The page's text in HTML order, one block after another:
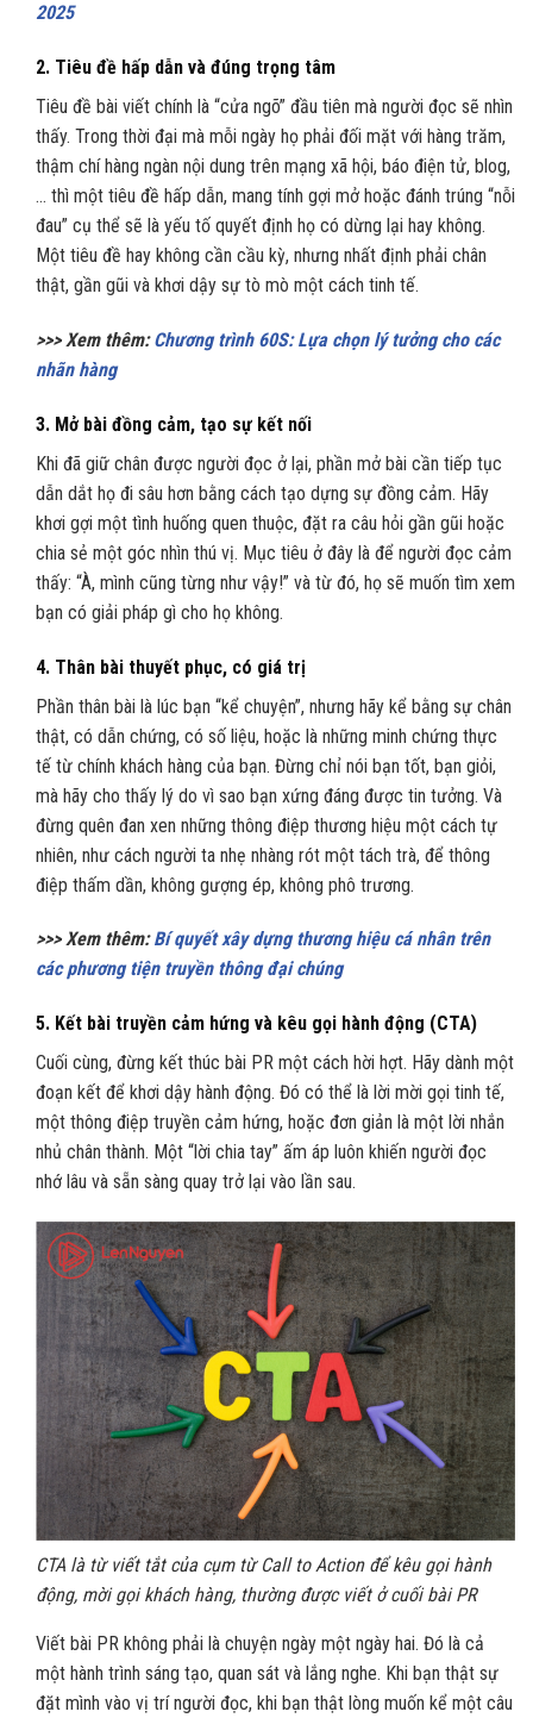
2025
2. Tiêu đề hấp dẫn và đúng trọng tâm
Tiêu đề bài viết chính là “cửa ngõ” đầu tiên mà người đọc sẽ nhìn
thấy. Trong thời đại mà mỗi ngày họ phải đối mặt với hàng trăm,
thậm chí hàng ngàn nội dung trên mạng xã hội, báo điện tử, blog,
… thì một tiêu đề hấp dẫn, mang tính gợi mở hoặc đánh trúng “nỗi
đau” cụ thể sẽ là yếu tố quyết định họ có dừng lại hay không.
Một tiêu đề hay không cần cầu kỳ, nhưng nhất định phải chân
thật, gần gũi và khơi dậy sự tò mò một cách tinh tế.
>>> Xem thêm:Chương trình 60S: Lựa chọn lý tưởng cho các
nhãn hàng
3. Mở bài đồng cảm, tạo sự kết nối
Khi đã giữ chân được người đọc ở lại, phần mở bài cần tiếp tục
dẫn dắt họ đi sâu hơn bằng cách tạo dựng sự đồng cảm. Hãy
khơi gợi một tình huống quen thuộc, đặt ra câu hỏi gần gũi hoặc
chia sẻ một góc nhìn thú vị. Mục tiêu ở đây là để người đọc cảm
thấy: “À, mình cũng từng như vậy!” và từ đó, họ sẽ muốn tìm xem
bạn có giải pháp gì cho họ không.
4. Thân bài thuyết phục, có giá trị
Phần thân bài là lúc bạn “kể chuyện”, nhưng hãy kể bằng sự chân
thật, có dẫn chứng, có số liệu, hoặc là những minh chứng thực
tế từ chính khách hàng của bạn. Đừng chỉ nói bạn tốt, bạn giỏi,
mà hãy cho thấy lý do vì sao bạn xứng đáng được tin tưởng. Và
đừng quên đan xen những thông điệp thương hiệu một cách tự
nhiên, như cách người ta nhẹ nhàng rót một tách trà, để thông
điệp thấm dần, không gượng ép, không phô trương.
>>> Xem thêm: Bí quyết xây dựng thương hiệu cá nhân trên
các phương tiện truyền thông đại chúng
5. Kết bài truyền cảm hứng và kêu gọi hành động (CTA)
Cuối cùng, đừng kết thúc bài PR một cách hời hợt. Hãy dành một
đoạn kết để khơi dậy hành động. Đó có thể là lời mời gọi tinh tế,
một thông điệp truyền cảm hứng, hoặc đơn giản là một lời nhắn
nhủ chân thành. Một “lời chia tay” ấm áp luôn khiến người đọc
nhớ lâu và sẵn sàng quay trở lại vào lần sau.
CTA là từ viết tắt của cụm từ Call to Action để kêu gọi hành
động, mời gọi khách hàng, thường được viết ở cuối bài PR
Viết bài PR không phải là chuyện ngày một ngày hai. Đó là cả
một hành trình sáng tạo, quan sát và lắng nghe. Khi bạn thật sự
đặt mình vào vị trí người đọc, khi bạn thật lòng muốn kể một câu